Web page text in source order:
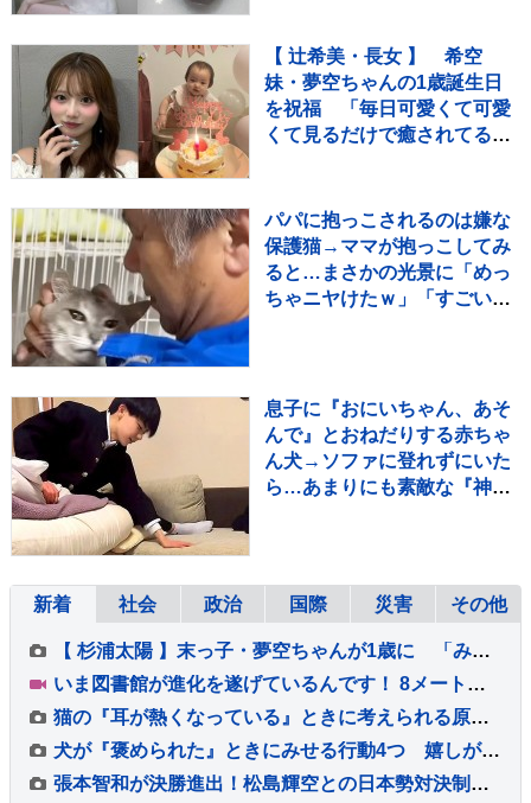
【 辻希美・長女 】 希空
妹・夢空ちゃんの1歳誕生日
を祝福 「毎日可愛くて可愛
くて見るだけで癒されてる
パパに抱っこされるのは嫌な
保護猫→ママが抱っこしてみ
ると…まさかの光景に「めっ
ちゃニヤけたｗ」「すごいｗ
息子に『おにいちゃん、あそ
んで』とおねだりする赤ちゃ
ん犬→ソファに登れずにいた
ら…あまりにも素敵な『神対
新着 社会 政治 国際 災害 その他
【 杉浦太陽 】末っ子・夢空ちゃんが1歳に 「みんなに囲まれて、一升餅を背負って」家族総出でお祝い
いま図書館が進化を遂げているんです！ 8メートルの巨大本棚に、3Dプリンター、音楽スタジオまで！ 図書館の専門家が厳選した進化系図書館ベスト7をご紹介！
猫の『耳が熱くなっている』ときに考えられる原因5つ 放置しても大丈夫？異常を見分けるポイントも解説
犬が『褒められた』ときにみせる行動4つ 嬉しがっているサインや絆を深める接し方のコツまで
張本智和が決勝進出！松島輝空との日本勢対決制し兄妹Vへ王手「自分のプレーをして勝つ」【WTTチャンピオンズ横浜】